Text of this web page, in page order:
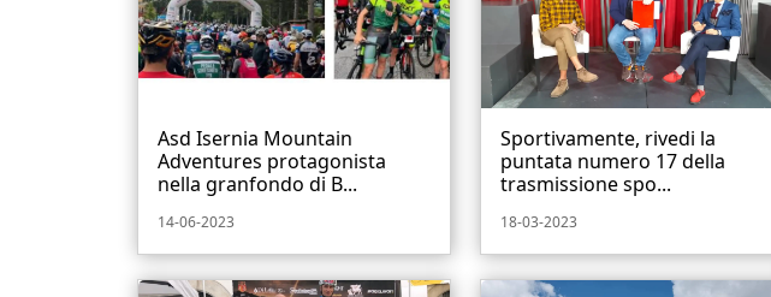
Asd Isernia Mountain
Adventures protagonista
nella granfondo di B...
14-06-2023
Sportivamente, rivedi la
puntata numero 17 della
trasmissione spo...
18-03-2023